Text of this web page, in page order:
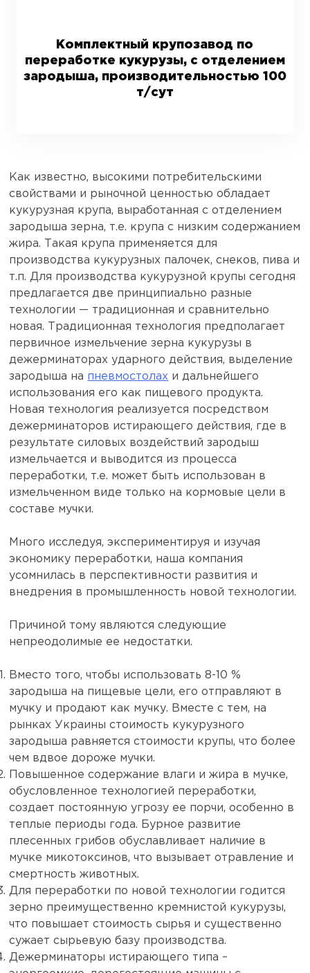
Комплектный крупозавод по
переработке кукурузы, с отделением
зародыша, производительностью 100
т/сут
Как известно, высокими потребительскими
свойствами и рыночной ценностью обладает
кукурузная крупа, выработанная с отделением
зародыша зерна, т.е. крупа с низким содержанием
жира. Такая крупа применяется для
производства кукурузных палочек, снеков, пива и
т.п. Для производства кукурузной крупы сегодня
предлагается две принципиально разные
технологии — традиционная и сравнительно
новая. Традиционная технология предполагает
первичное измельчение зерна кукурузы в
дежерминаторах ударного действия, выделение
зародыша на пневмостолах и дальнейшего
использования его как пищевого продукта.
Новая технология реализуется посредством
дежерминаторов истирающего действия, где в
результате силовых воздействий зародыш
измельчается и выводится из процесса
переработки, т.е. может быть использован в
измельченном виде только на кормовые цели в
составе мучки.
Много исследуя, экспериментируя и изучая
экономику переработки, наша компания
усомнилась в перспективности развития и
внедрения в промышленность новой технологии.
Причиной тому являются следующие
непреодолимые ее недостатки.
Вместо того, чтобы использовать 8-10 %
зародыша на пищевые цели, его отправляют в
мучку и продают как мучку. Вместе с тем, на
рынках Украины стоимость кукурузного
зародыша равняется стоимости крупы, что более
чем вдвое дороже мучки.
Повышенное содержание влаги и жира в мучке,
обусловленное технологией переработки,
создает постоянную угрозу ее порчи, особенно в
теплые периоды года. Бурное развитие
плесенных грибов обуславливает наличие в
мучке микотоксинов, что вызывает отравление и
смертность животных.
Для переработки по новой технологии годится
зерно преимущественно кремнистой кукурузы,
что повышает стоимость сырья и существенно
сужает сырьевую базу производства.
Дежерминаторы истирающего типа –